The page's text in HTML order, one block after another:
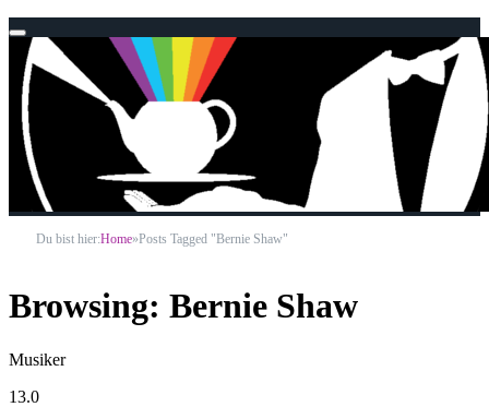
Du bist hier:Home»Posts Tagged "Bernie Shaw"
Browsing: Bernie Shaw
Musiker
13.0